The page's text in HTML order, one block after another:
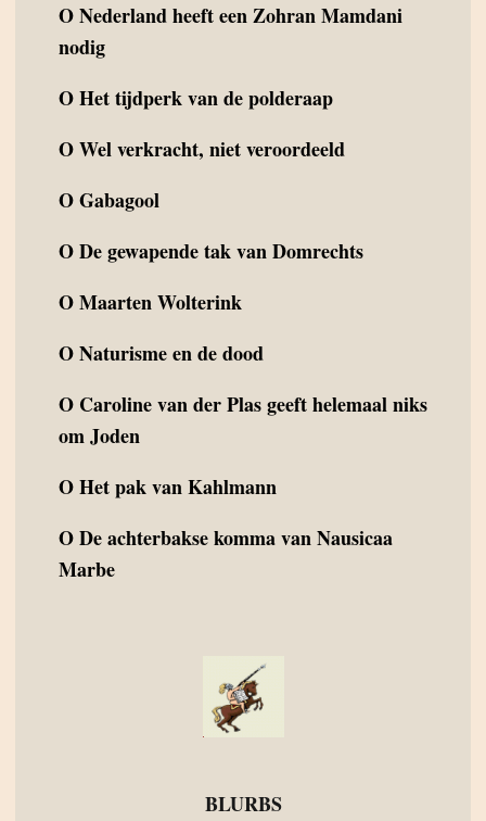
ONederland heeft een Zohran Mamdani
nodig
OHet tijdperk van de polderaap
OWel verkracht, niet veroordeeld
OGabagool
ODe gewapende tak van Domrechts
OMaarten Wolterink
ONaturisme en de dood
O Caroline van der Plas geeft helemaal niks
om Joden
OHet pak van Kahlmann
ODe achterbakse komma van Nausicaa
Marbe
BLURBS